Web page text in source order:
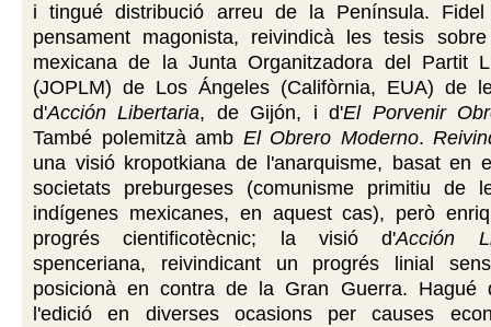
i tingué distribució arreu de la Península.
pensament magonista, reivindicà les tesis
mexicana de la Junta Organitzadora del Partit
(JOPLM) de Los Ángeles (Califòrnia, EUA) de
d'Acción Libertaria, de Gijón, i d'El Porvenir
També polemitzà amb El Obrero Moderno.
una visió kropotkiana de l'anarquisme, basat en
societats preburgeses (comunisme primitiu de
indígenes mexicanes, en aquest cas), però
progrés cientificotècnic; la visió d'Acción
spenceriana, reivindicant un progrés linial
posicionà en contra de la Gran Guerra. Hagué
l'edició en diverses ocasions per causes